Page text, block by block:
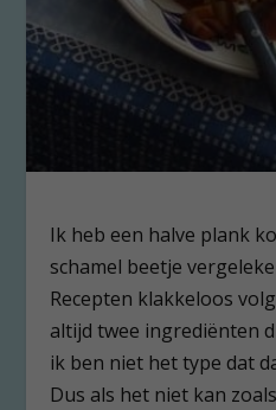
Ik heb een halve plank
schamel beetje
Recepten klakkeloos
altijd twee ingrediënten
ik ben niet het type dat
Dus als het niet kan